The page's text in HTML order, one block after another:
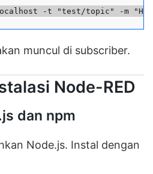
-t "test/topic" -m
muncul di subscriber.
Node-RED
dan npm
Node.js. Instal dengan